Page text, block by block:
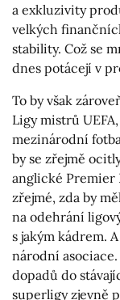
a exkluzivity
velkých
stability. Což se
dnes potácejí v
To by však
Ligy mistrů
mezinárodní
by se zřejmě
anglické Premier
zřejmé, zda by
na odehrání
s jakým kádrem.
národní
dopadů do
superligy zjevně